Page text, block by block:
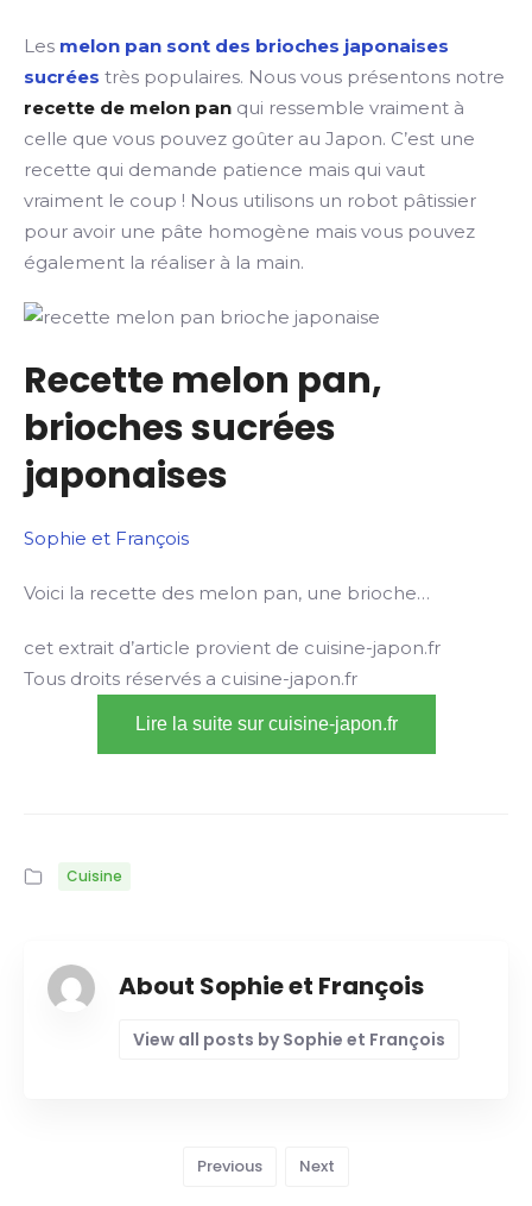
Les melon pan sont des brioches japonaises
sucrées très populaires. Nous vous présentons notre
recette de melon pan qui ressemble vraiment à
celle que vous pouvez goûter au Japon. C’est une
recette qui demande patience mais qui vaut
vraiment le coup ! Nous utilisons un robot pâtissier
pour avoir une pâte homogène mais vous pouvez
également la réaliser à la main.
Recette melon pan,
brioches sucrées
japonaises
Sophie et François
Voici la recette des melon pan, une brioche…
cet extrait d’article provient de cuisine-japon.fr
Tous droits réservés a cuisine-japon.fr
Lire la suite sur cuisine-japon.fr
Cuisine
About Sophie et François
View all posts by Sophie et François
Previous Next